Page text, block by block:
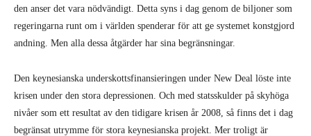
den anser det vara nödvändigt. Detta syns i dag genom de biljoner som
regeringarna runt om i världen spenderar för att ge systemet konstgjord
andning. Men alla dessa åtgärder har sina begränsningar.
Den keynesianska underskottsfinansieringen under New Deal löste inte
krisen under den stora depressionen. Och med statsskulder på skyhöga
nivåer som ett resultat av den tidigare krisen år 2008, så finns det i dag
begränsat utrymme för stora keynesianska projekt. Mer troligt är